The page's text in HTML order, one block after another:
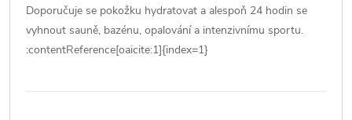
Doporučuje se pokožku hydratovat a alespoň 24 hodin se
vyhnout sauně, bazénu, opalování a intenzivnímu sportu.
:contentReference[oaicite:1]{index=1}